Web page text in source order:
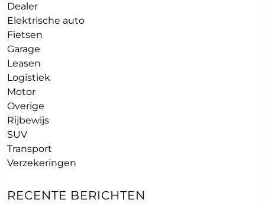
Dealer
Elektrische auto
Fietsen
Garage
Leasen
Logistiek
Motor
Overige
Rijbewijs
SUV
Transport
Verzekeringen
RECENTE BERICHTEN